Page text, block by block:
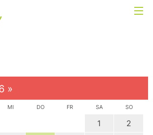
»
MI DO FR SA SO
1
2